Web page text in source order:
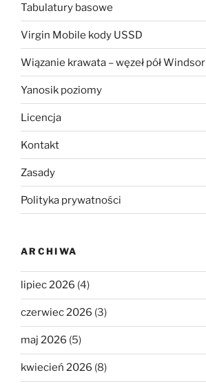
Tabulatury basowe
Virgin Mobile kody USSD
Wiązanie krawata – węzeł pół Windsor
Yanosik poziomy
Licencja
Kontakt
Zasady
Polityka prywatności
ARCHIWA
lipiec 2026 (4)
czerwiec 2026 (3)
maj 2026 (5)
kwiecień 2026 (8)